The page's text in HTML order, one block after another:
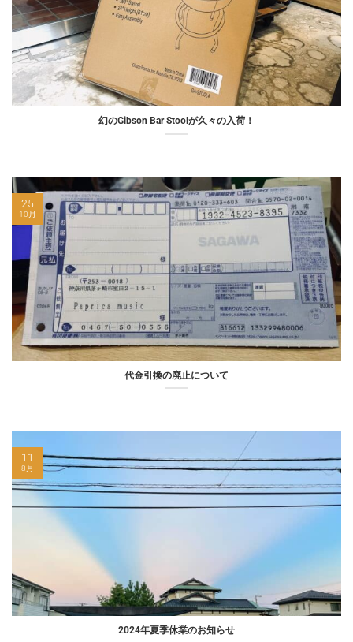
幻のGibson Bar Stoolが久々の入荷！
代金引換の廃止について
25
10月
2024年夏季休業のお知らせ
11
8月